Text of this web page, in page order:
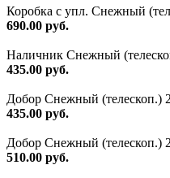
Коробка с упл. Снежный
690.00 руб.
Наличник Снежный
435.00 руб.
Добор Снежный (телескоп.)
435.00 руб.
Добор Снежный (телескоп.)
510.00 руб.